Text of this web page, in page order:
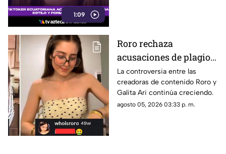
1:09
Roro rechaza
acusaciones de plagio
de Galita Ari; polémica
escala por presunto
hackeo | VIDEO
La controversia entre las
creadoras de contenido Roro y
Galita Ari continúa creciendo.
agosto 05, 2026 03:33 p. m.